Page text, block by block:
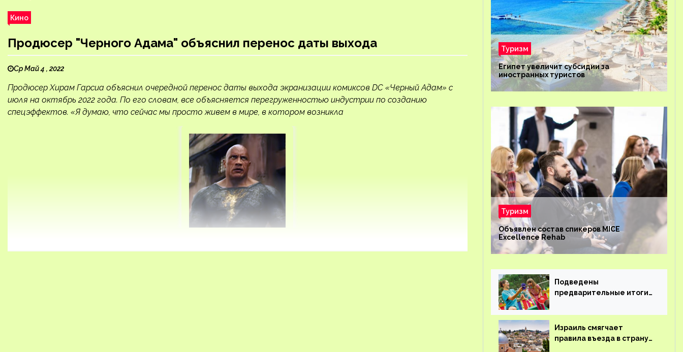
Кино
Продюсер "Черного Адама" объяснил перенос даты выхода
Ср Май 4 , 2022
Продюсер Хирам Гарсиа объяснил очередной перенос даты выхода экранизации комиксов DC «Черный Адам» с
июля на октябрь 2022 года. По его словам, все объясняется перегруженностью индустрии по созданию
спецэффектов. «Я думаю, что сейчас мы просто живем в мире, в котором возникла
Туризм
Египет увеличит субсидии за
иностранных туристов
Туризм
Объявлен состав спикеров MICE
Excellence Rehab
Подведены
предварительные итоги
Израиль смягчает
правила въезда в страну